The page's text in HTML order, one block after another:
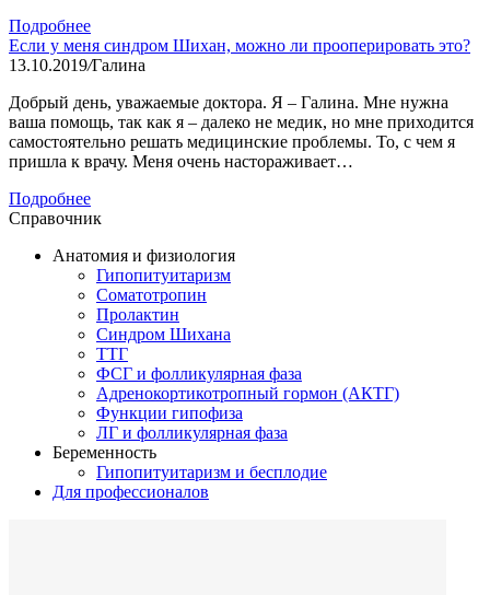
Подробнее
Если у меня синдром Шихан, можно ли прооперировать это?
13.10.2019/Галина
Добрый день, уважаемые доктора. Я – Галина. Мне нужна
ваша помощь, так как я – далеко не медик, но мне приходится
самостоятельно решать медицинские проблемы. То, с чем я
пришла к врачу. Меня очень настораживает…
Подробнее
Справочник
Анатомия и физиология
Гипопитуитаризм
Соматотропин
Пролактин
Синдром Шихана
ТТГ
ФСГ и фолликулярная фаза
Адренокортикотропный гормон (АКТГ)
Функции гипофиза
ЛГ и фолликулярная фаза
Беременность
Гипопитуитаризм и бесплодие
Для профессионалов